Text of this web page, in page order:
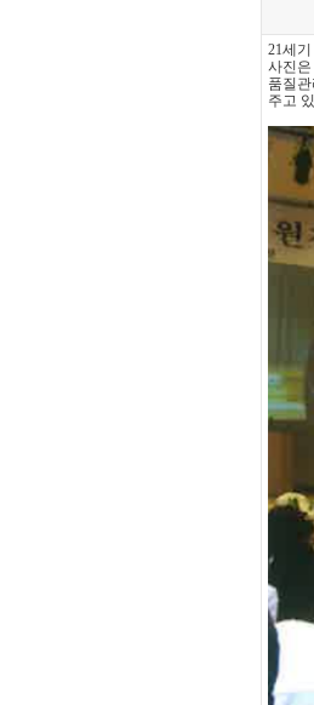
21세
사진은
품질
주고